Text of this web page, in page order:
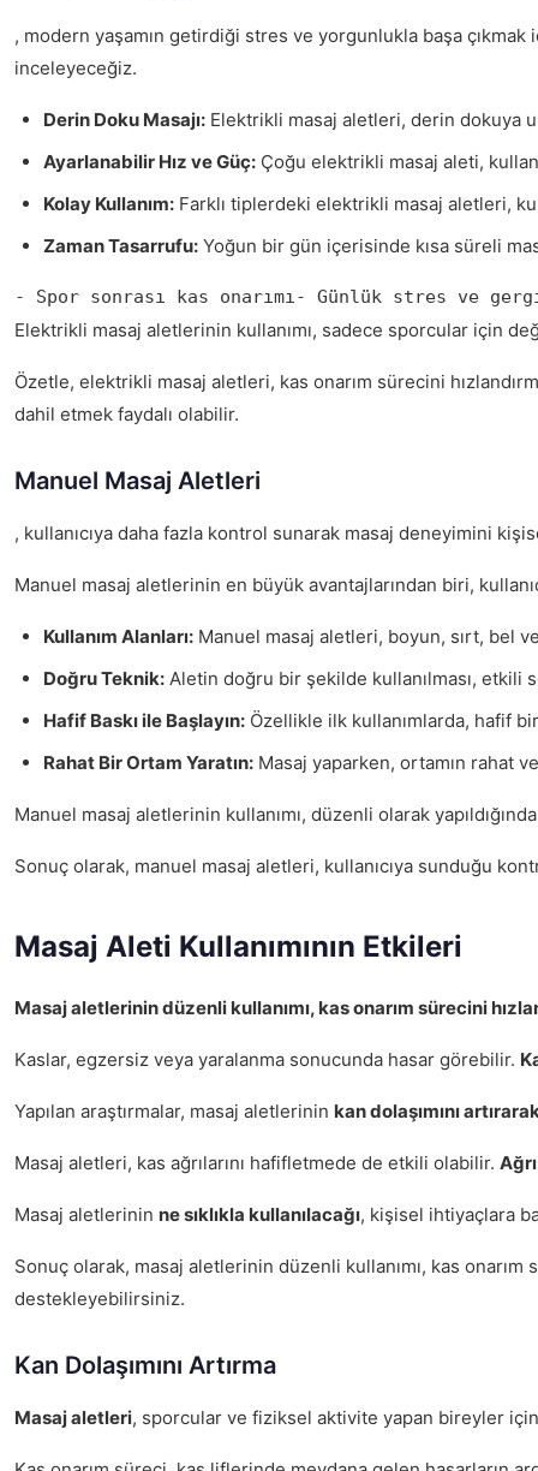
, modern yaşamın getirdiği stres ve yorgunlukla başa çıkmak
inceleyeceğiz.
Derin Doku Masajı: Elektrikli masaj aletleri, derin dokuya
Ayarlanabilir Hız ve Güç: Çoğu elektrikli masaj aleti,
Kolay Kullanım: Farklı tiplerdeki elektrikli masaj aletleri,
Zaman Tasarrufu: Yoğun bir gün içerisinde kısa süreli
- Spor sonrası kas onarımı- Günlük stres ve
Elektrikli masaj aletlerinin kullanımı, sadece sporcular için
Özetle, elektrikli masaj aletleri, kas onarım sürecini
dahil etmek faydalı olabilir.
Manuel Masaj Aletleri
, kullanıcıya daha fazla kontrol sunarak masaj deneyimini
Manuel masaj aletlerinin en büyük avantajlarından biri,
Kullanım Alanları: Manuel masaj aletleri, boyun, sırt, bel
Doğru Teknik: Aletin doğru bir şekilde kullanılması, etkili
Hafif Baskı ile Başlayın: Özellikle ilk kullanımlarda, hafif
Rahat Bir Ortam Yaratın: Masaj yaparken, ortamın rahat
Manuel masaj aletlerinin kullanımı, düzenli olarak
Sonuç olarak, manuel masaj aletleri, kullanıcıya sunduğu
Masaj Aleti Kullanımının Etkileri
Masaj aletlerinin düzenli kullanımı, kas onarım sürecini
Kaslar, egzersiz veya yaralanma sonucunda hasar görebilir.
Yapılan araştırmalar, masaj aletlerinin kan dolaşımını
Masaj aletleri, kas ağrılarını hafifletmede de etkili olabilir.
Masaj aletlerinin ne sıklıkla kullanılacağı, kişisel ihtiyaçlara
Sonuç olarak, masaj aletlerinin düzenli kullanımı, kas
destekleyebilirsiniz.
Kan Dolaşımını Artırma
Masaj aletleri, sporcular ve fiziksel aktivite yapan bireyler